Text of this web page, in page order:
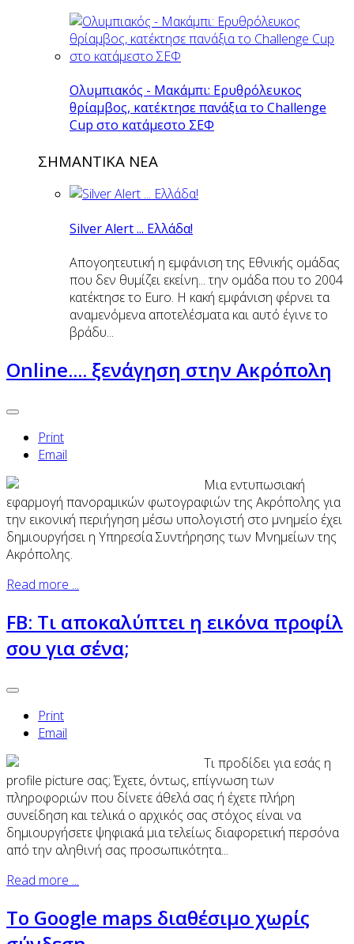
Ολυμπιακός - Μακάμπι: Ερυθρόλευκος
θρίαμβος, κατέκτησε πανάξια το Challenge
Cup στο κατάμεστο ΣΕΦ
ΣΗΜΑΝΤΙΚΑ ΝΕΑ
Silver Alert ... Ελλάδα!
Απογοητευτική η εμφάνιση της Εθνικής ομάδας
που δεν θυμίζει εκείνη... την ομάδα που το 2004
κατέκτησε το Euro. Η κακή εμφάνιση φέρνει τα
αναμενόμενα αποτελέσματα και αυτό έγινε το
βράδυ...
Online.... ξενάγηση στην Ακρόπολη
Print
Email
Μια εντυπωσιακή
εφαρμογή πανοραμικών φωτογραφιών της Ακρόπολης για
την εικονική περιήγηση μέσω υπολογιστή στο μνημείο έχει
δημιουργήσει η Υπηρεσία Συντήρησης των Μνημείων της
Ακρόπολης.
Read more ...
FB: Τι αποκαλύπτει η εικόνα προφίλ
σου για σένα;
Print
Email
Τι προδίδει για εσάς η
profile picture σας; Έχετε, όντως, επίγνωση των
πληροφοριών που δίνετε άθελά σας ή έχετε πλήρη
συνείδηση και τελικά ο αρχικός σας στόχος είναι να
δημιουργήσετε ψηφιακά μια τελείως διαφορετική περσόνα
από την αληθινή σας προσωπικότητα...
Read more ...
Το Google maps διαθέσιμο χωρίς